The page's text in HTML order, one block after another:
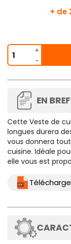
+ de
EN BREF
Cette Veste de
longues durera
vous donnera
cuisine. Idéale
elle vous est